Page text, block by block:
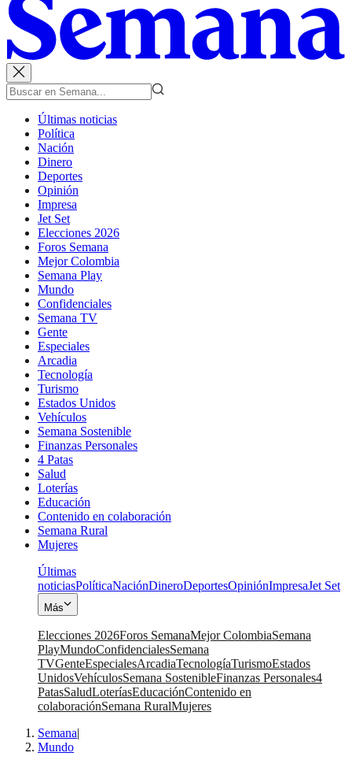
Últimas noticias
Política
Nación
Dinero
Deportes
Opinión
Impresa
Jet Set
Elecciones 2026
Foros Semana
Mejor Colombia
Semana Play
Mundo
Confidenciales
Semana TV
Gente
Especiales
Arcadia
Tecnología
Turismo
Estados Unidos
Vehículos
Semana Sostenible
Finanzas Personales
4 Patas
Salud
Loterías
Educación
Contenido en colaboración
Semana Rural
Mujeres
Últimas
noticiasPolíticaNaciónDineroDeportesOpiniónImpresaJet Set
Más
Elecciones 2026Foros SemanaMejor ColombiaSemana
PlayMundoConfidencialesSemana
TVGenteEspecialesArcadiaTecnologíaTurismoEstados
UnidosVehículosSemana SostenibleFinanzas Personales4
PatasSaludLoteríasEducaciónContenido en
colaboraciónSemana RuralMujeres
Semana|
Mundo